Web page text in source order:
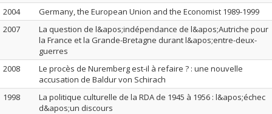
2004
Germany, the European Union and the Economist 1989-1999
2007
La question de l&apos;indépendance de l&apos;Autriche pour
la France et la Grande-Bretagne durant l&apos;entre-deux-
guerres
2008
Le procès de Nuremberg est-il à refaire ? : une nouvelle
accusation de Baldur von Schirach
1998
La politique culturelle de la RDA de 1945 à 1956 : l&apos;échec
d&apos;un discours